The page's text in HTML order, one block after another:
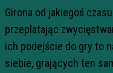
Girona od jakiegoś
przeplatając
ich podejście do gry to
siebie, grających ten